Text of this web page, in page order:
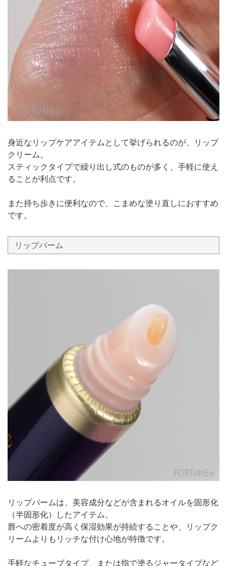
身近なリップケアアイテムとして挙げられるのが、リップ
クリーム。
スティックタイプで繰り出し式のものが多く、手軽に使え
ることが利点です。
また持ち歩きに便利なので、こまめな塗り直しにおすすめ
です。
リップバーム
リップバームは、美容成分などが含まれるオイルを固形化
（半固形化）したアイテム。
唇への密着度が高く保湿効果が持続することや、リップク
リームよりもリッチな付け心地が特徴です。
手軽なチューブタイプ、または指で塗るジャータイプなど